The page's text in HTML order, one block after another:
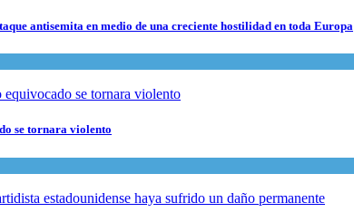
antisemita en medio de una creciente hostilidad en toda Europa
se tornara violento